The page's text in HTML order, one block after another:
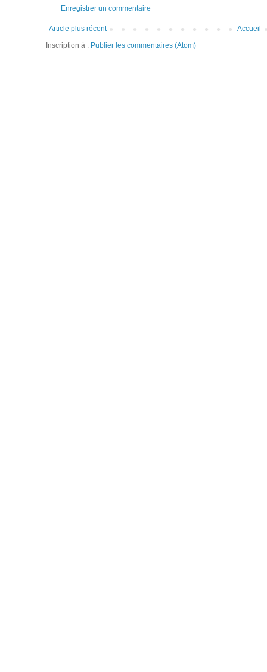
Enregistrer un commentaire
Article plus récent
Accueil
Inscription à : Publier les commentaires (Atom)